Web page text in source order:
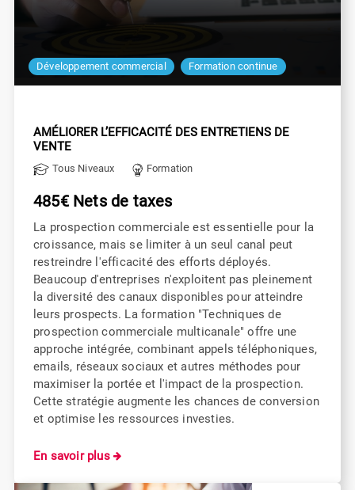
Développement commercial Formation continue
AMÉLIORER L’EFFICACITÉ DES ENTRETIENS DE
VENTE
Tous Niveaux Formation
485€ Nets de taxes
La prospection commerciale est essentielle pour la
croissance, mais se limiter à un seul canal peut
restreindre l'efficacité des efforts déployés.
Beaucoup d'entreprises n'exploitent pas pleinement
la diversité des canaux disponibles pour atteindre
leurs prospects. La formation "Techniques de
prospection commerciale multicanale" offre une
approche intégrée, combinant appels téléphoniques,
emails, réseaux sociaux et autres méthodes pour
maximiser la portée et l'impact de la prospection.
Cette stratégie augmente les chances de conversion
et optimise les ressources investies.
En savoir plus